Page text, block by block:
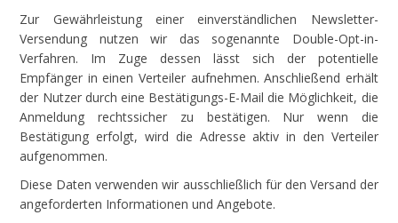
Zur Gewährleistung einer einverständlichen Newsletter-
Versendung nutzen wir das sogenannte Double-Opt-in-
Verfahren. Im Zuge dessen lässt sich der potentielle
Empfänger in einen Verteiler aufnehmen. Anschließend erhält
der Nutzer durch eine Bestätigungs-E-Mail die Möglichkeit, die
Anmeldung rechtssicher zu bestätigen. Nur wenn die
Bestätigung erfolgt, wird die Adresse aktiv in den Verteiler
aufgenommen.
Diese Daten verwenden wir ausschließlich für den Versand der
angeforderten Informationen und Angebote.